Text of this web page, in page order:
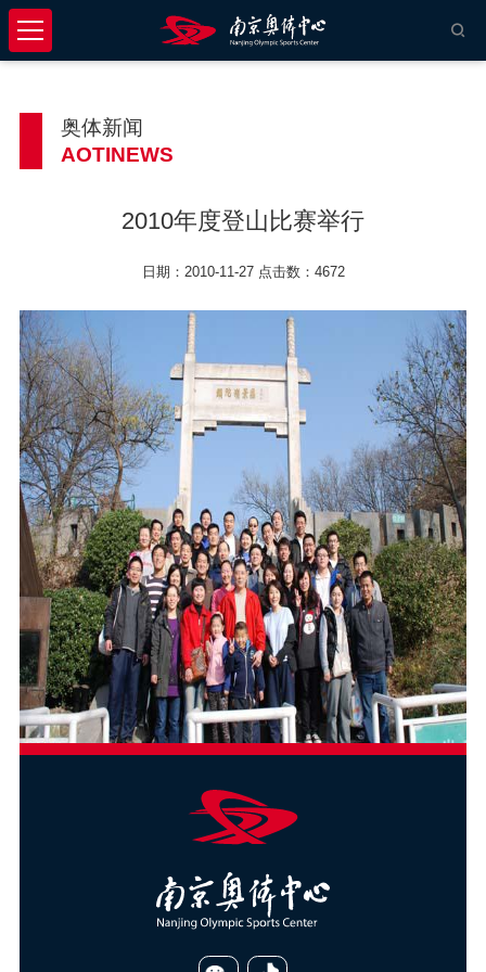
奥体新闻
AOTINEWS
2010年度登山比赛举行
日期：2010-11-27 点击数：4672